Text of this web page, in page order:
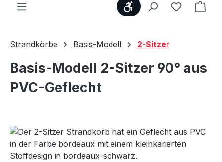
WerkzeugleisteDu hast 0
Strandkörbe Basis-Modell 2-Sitzer
Basis-Modell 2-Sitzer 90° aus
PVC-Geflecht
Bildergalerie überspringen